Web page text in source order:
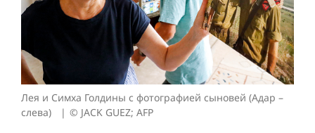
Лея и Симха Голдины с фотографией сыновей (Адар –
слева)
© JACK GUEZ; AFP